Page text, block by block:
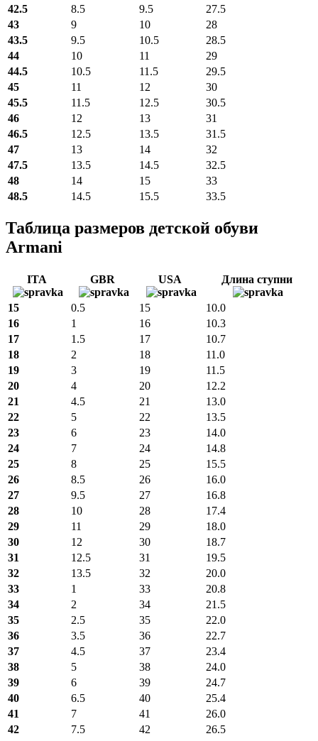
42.5
8.5 9.5
27.5
43
9 10
28
43.5
9.5 10.5
28.5
44
10 11
29
44.5
10.5 11.5
29.5
45
11 12
30
45.5
11.5 12.5
30.5
46
12 13
31
46.5
12.5 13.5
31.5
47
13 14
32
47.5
13.5 14.5
32.5
48
14 15
33
48.5
14.5 15.5 33.5
Таблица размеров детской обуви
Armani
ITA GBR USA Длина ступни
15 0.5 15
10.0
16
1 16
10.3
17
1.5 17
10.7
18
2 18
11.0
19
3 19
11.5
20
4 20
12.2
21
4.5 21
13.0
22
5 22
13.5
23
6 23
14.0
24
7 24
14.8
25
8 25
15.5
26
8.5 26
16.0
27
9.5 27
16.8
28
10 28
17.4
29
11 29
18.0
30
12 30
18.7
31
12.5 31
19.5
32
13.5 32
20.0
33
1 33
20.8
34
2 34
21.5
35
2.5 35
22.0
36
3.5 36
22.7
37
4.5 37
23.4
38
5 38
24.0
39
6 39
24.7
40
6.5 40
25.4
41
7 41
26.0
42
7.5 42 26.5